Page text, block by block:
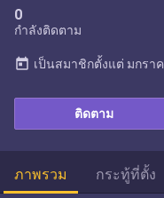
0
กำลังติดตาม
ติดตาม
today เป็นสมาชิกตั้งแต่ มกรา
ภาพรวม กระทู้ที่ตั้ง